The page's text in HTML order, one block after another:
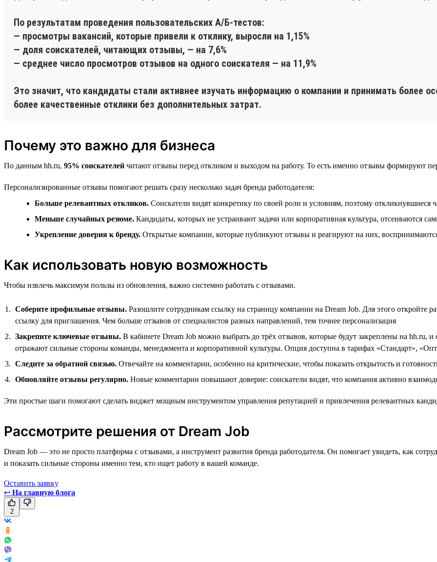
По результатам проведения пользовательских A/Б-тестов:
— просмотры вакансий, которые привели к отклику, выросли на 1,15%
— доля соискателей, читающих отзывы, — на 7,6%
— среднее число просмотров отзывов на одного соискателя — на 11,9%
Это значит, что кандидаты стали активнее изучать информацию о компании и принимать более
более качественные отклики без дополнительных затрат.
Почему это важно для бизнеса
По данным hh.ru, 95% соискателей читают отзывы перед откликом и выходом на работу. То есть именно отзывы формируют
Персонализированные отзывы помогают решать сразу несколько задач бренда работодателя:
Больше релевантных откликов. Соискатели видят конкретику по своей роли и условиям, поэтому откликнувшиеся
Меньше случайных резюме. Кандидаты, которых не устраивают задачи или корпоративная культура, отсеиваются
Укрепление доверия к бренду. Открытые компании, которые публикуют отзывы и реагируют на них,
Как использовать новую возможность
Чтобы извлечь максимум пользы из обновления, важно системно работать с отзывами.
Соберите профильные отзывы. Разошлите сотрудникам ссылку на страницу компании на Dream Job. Для этого откройте
ссылку для приглашения. Чем больше отзывов от специалистов разных направлений, тем точнее персонализация
Закрепите ключевые отзывы. В кабинете Dream Job можно выбрать до трёх отзывов, которые будут закреплены на
отражают сильные стороны команды, менеджмента и корпоративной культуры. Опция доступна в тарифах «Стандарт»,
Следите за обратной связью. Отвечайте на комментарии, особенно на критические, чтобы показать открытость и
Обновляйте отзывы регулярно. Новые комментарии повышают доверие: соискатели видят, что компания активно
Эти простые шаги помогают сделать виджет мощным инструментом управления репутацией и привлечения релевантных
Рассмотрите решения от Dream Job
Dream Job — это не просто платформа с отзывами, а инструмент развития бренда работодателя. Он помогает увидеть, как
и показать сильные стороны именно тем, кто ищет работу в вашей команде.
Оставить заявку
↩ На главную блога
2